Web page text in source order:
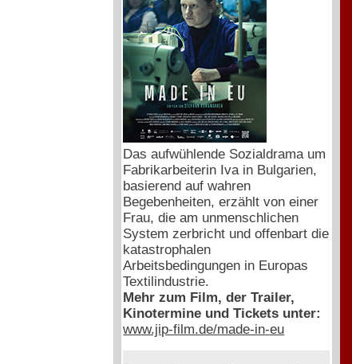
Das aufwühlende Sozialdrama um
Fabrikarbeiterin Iva in Bulgarien,
basierend auf wahren
Begebenheiten, erzählt von einer
Frau, die am unmenschlichen
System zerbricht und offenbart die
katastrophalen
Arbeitsbedingungen in Europas
Textilindustrie.
Mehr zum Film, der Trailer,
Kinotermine und Tickets unter:
www.jip-film.de/made-in-eu